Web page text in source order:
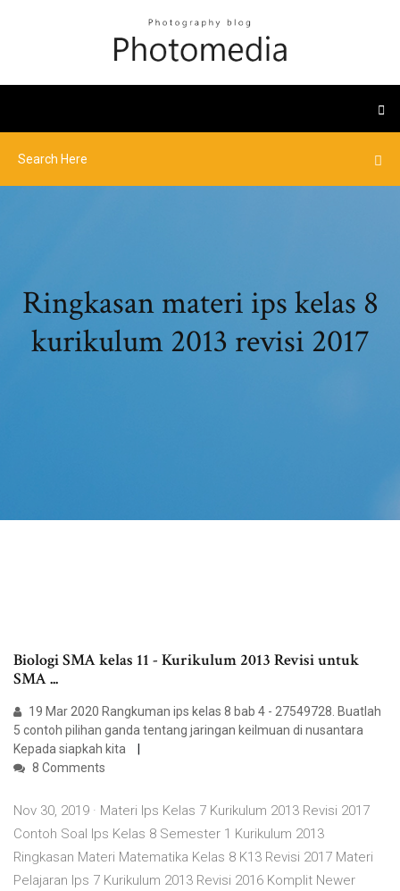
Ringkasan materi ips kelas 8
kurikulum 2013 revisi 2017
Biologi SMA kelas 11 - Kurikulum 2013 Revisi untuk
SMA ...
19 Mar 2020 Rangkuman ips kelas 8 bab 4​ - 27549728. Buatlah
5 contoh pilihan ganda tentang jaringan keilmuan di nusantara
Kepada siapkah kita
8 Comments
Nov 30, 2019 · Materi Ips Kelas 7 Kurikulum 2013 Revisi 2017
Contoh Soal Ips Kelas 8 Semester 1 Kurikulum 2013
Ringkasan Materi Matematika Kelas 8 K13 Revisi 2017 Materi
Pelajaran Ips 7 Kurikulum 2013 Revisi 2016 Komplit Newer